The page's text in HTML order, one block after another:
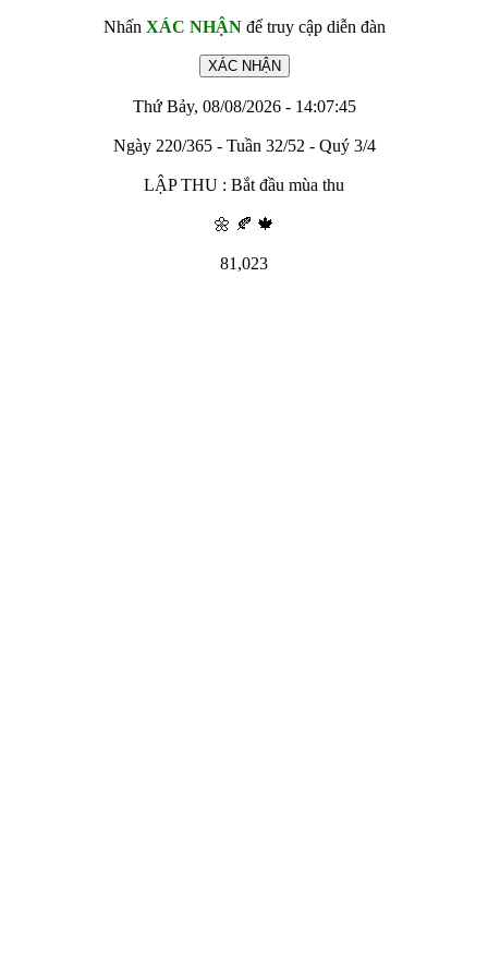
Nhấn XÁC NHẬNđể truy cập diễn đàn
Thứ Bảy, 08/08/2026 - 14:07:45
Ngày 220/365 - Tuần 32/52 - Quý 3/4
LẬP THU : Bắt đầu mùa thu
🌼 🍂 🍁
81,023